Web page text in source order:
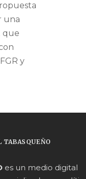
una
que
y
TABASQUEÑO
es un medio digital